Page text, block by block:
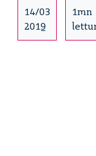
14/03
2019
1mn